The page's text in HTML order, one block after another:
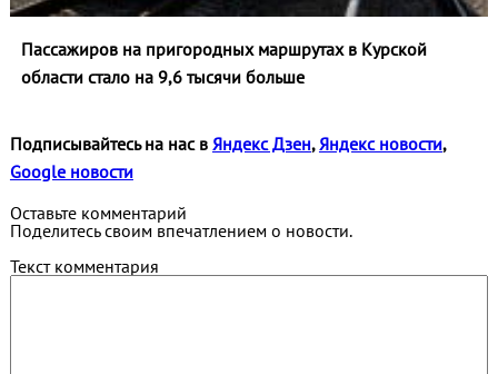
Пассажиров на пригородных маршрутах в Курской
области стало на 9,6 тысячи больше
Подписывайтесь на нас в Яндекс Дзен,Яндекс новости,
Google новости
Оставьте комментарий
Поделитесь своим впечатлением о новости.
Текст комментария